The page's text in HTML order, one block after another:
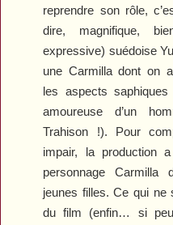
reprendre son rôle,
dire, magnifique,
expressive) suédoise
une Carmilla dont on
les aspects
amoureuse d’un
Trahison !). Pour
impair, la production
personnage
jeunes filles. Ce qui ne
du film (enfin… si